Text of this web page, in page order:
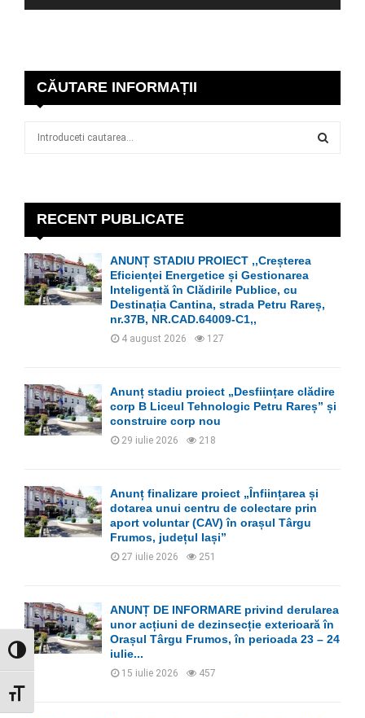
GLISOR NIVEL CONTRAST
GLISOR MĂRIME FONT
CĂUTARE INFORMAȚII
r
:
E
A
C
RECENT PUBLICATE
ANUNȚ STADIU PROIECT ,,Creșterea
Eficienței Energetice și Gestionarea
Inteligentă în Clădirile Publice, cu
Destinația Cantina, strada Petru Rareș,
nr.37B, NR.CAD.64009-C1,,
4 august 2026 127
Anunț stadiu proiect „Desființare clădire
corp B Liceul Tehnologic Petru Rareș” și
construire corp nou
29 iulie 2026 218
Anunț finalizare proiect „Înființarea și
dotarea unui centru de colectare prin
aport voluntar (CAV) în orașul Târgu
Frumos, județul Iași”
27 iulie 2026 251
ANUNȚ DE INFORMARE privind derularea
unor acțiuni de dezinsecție exterioară în
Orașul Târgu Frumos, în perioada 23 – 24
iulie...
15 iulie 2026 457